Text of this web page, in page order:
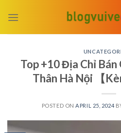
Top +10 Địa Chỉ
Thân Hà Nội 【
POSTED ON APRIL 25, 2024